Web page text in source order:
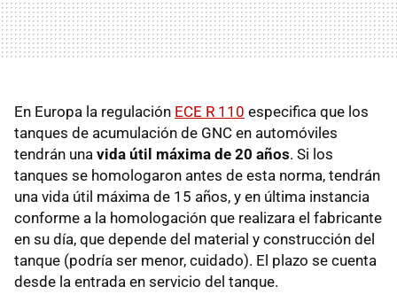
En Europa la regulación ECE R 110 especifica que los
tanques de acumulación de GNC en automóviles
tendrán una vida útil máxima de 20 años. Si los
tanques se homologaron antes de esta norma, tendrán
una vida útil máxima de 15 años, y en última instancia
conforme a la homologación que realizara el fabricante
en su día, que depende del material y construcción del
tanque (podría ser menor, cuidado). El plazo se cuenta
desde la entrada en servicio del tanque.